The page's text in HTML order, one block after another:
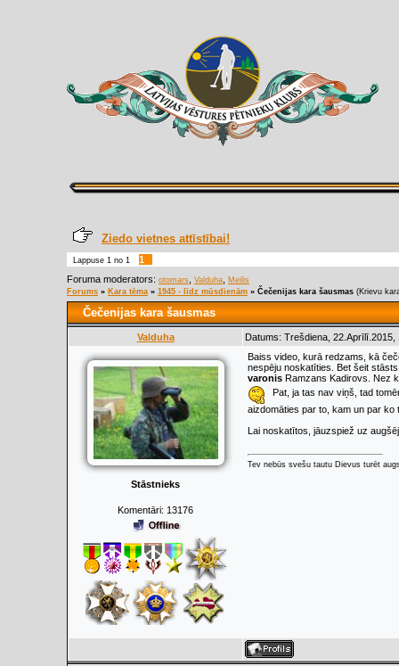
Ziedo vietnes attīstībai!
Lappuse 1 no 1
1
Foruma moderators: otomars Valduha
Meilis
Forums » Kara tēma » 1945 - līdz mūsdienām » Čečenijas kara šausmas (Krievu
Čečenijas kara šausmas
Valduha Datums: Trešdiena,
Stāstnieks
Komentāri: 13176
Baiss video, kurā redzams, kā
nespēju noskatīties. Bet šeit
varonis Ramzans Kadirovs. Nez
Pat, ja tas nav viņš, tad
aizdomāties par to, kam un par ko
Lai noskatītos, jāuzspiež uz
Tev nebūs svešu tautu Dievus turēt